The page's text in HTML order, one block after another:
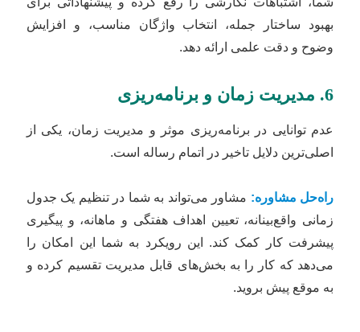
بهبود ساختار جمله، انتخاب واژگان مناسب، و افزایش
وضوح و دقت علمی ارائه دهد.
عدم توانایی در برنامه‌ریزی موثر و مدیریت زمان، یکی از
اصلی‌ترین دلایل تاخیر در اتمام رساله است.
راه‌حل مشاوره:مشاور می‌تواند به شما در تنظیم یک جدول
زمانی واقع‌بینانه، تعیین اهداف هفتگی و ماهانه، و پیگیری
پیشرفت کار کمک کند. این رویکرد به شما این امکان را
می‌دهد که کار را به بخش‌های قابل مدیریت تقسیم کرده و
به موقع پیش بروید.